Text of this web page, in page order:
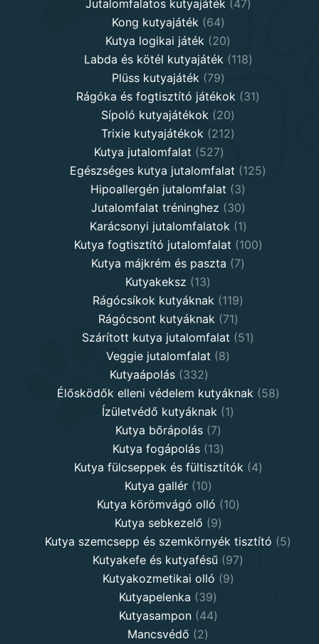
products
Jutalomfalatos kutyajáték 4747
Kong kutyajáték 6464
products
Kutya logikai játék 2020
products
Labda és kötél kutyajáték 118118
Plüss kutyajáték 7979
products
Rágóka és fogtisztító játékok 3131
Sípoló kutyajátékok 2020
products
Trixie kutyajátékok 212212
Kutya jutalomfalat 527527
products
Egészséges kutya jutalomfalat 125125
Hipoallergén jutalomfalat 33
products
Jutalomfalat tréninghez 3030
products
Karácsonyi jutalomfalatok 11
product
Kutya fogtisztító jutalomfalat 100100
Kutya májkrém és paszta 77
Kutyakeksz 1313
products
Rágócsíkok kutyáknak 119119
Rágócsont kutyáknak 7171
products
Szárított kutya jutalomfalat 5151
Veggie jutalomfalat 88
Kutyaápolás 332332
products
Élősködők elleni védelem kutyáknak 5858
Ízületvédő kutyáknak 11
Kutya bőrápolás 77
products
Kutya fogápolás 1313
products
Kutya fülcseppek és fültisztítók 44
Kutya gallér 1010
products
Kutya körömvágó olló 1010
Kutya sebkezelő 99
products
Kutya szemcsepp és szemkörnyék tisztító 55
Kutyakefe és kutyafésű 9797
Kutyakozmetikai olló 99
Kutyapelenka 3939
products
Kutyasampon 4444
Mancsvédő 22